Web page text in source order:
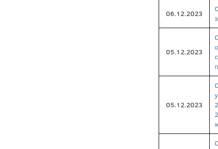
06.12.2023
05.12.2023
05.12.2023